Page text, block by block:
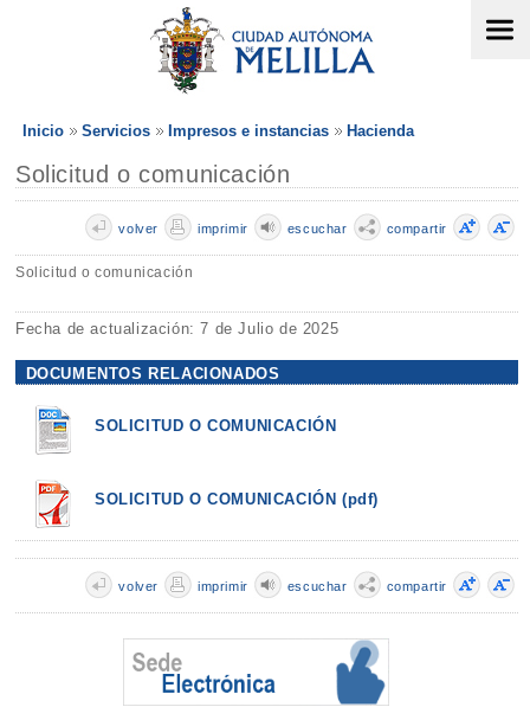
Inicio Servicios Impresos e instancias Hacienda
Solicitud o comunicación
compartir
escuchar
imprimir
volver
Solicitud o comunicación
Fecha de actualización: 7 de Julio de 2025
DOCUMENTOS RELACIONADOS
SOLICITUD O COMUNICACIÓN
SOLICITUD O COMUNICACIÓN (pdf)
compartir
escuchar
imprimir
volver